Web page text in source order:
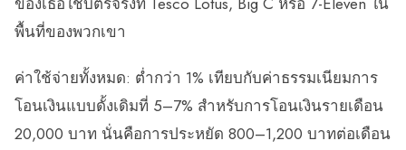
พื้นที่ของพวกเขา
ค่าใช้จ่ายทั้งหมด: ต่ำกว่า 1% เทียบกับค่าธรรมเนียมการ
โอนเงินแบบดั้งเดิมที่ 5–7% สำหรับการโอนเงินรายเดือน
20,000 บาท นั่นคือการประหยัด 800–1,200 บาทต่อเดือน